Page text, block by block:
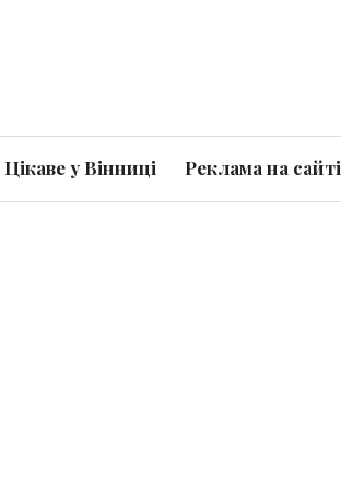
Цікаве у Вінниці Реклама на сайті